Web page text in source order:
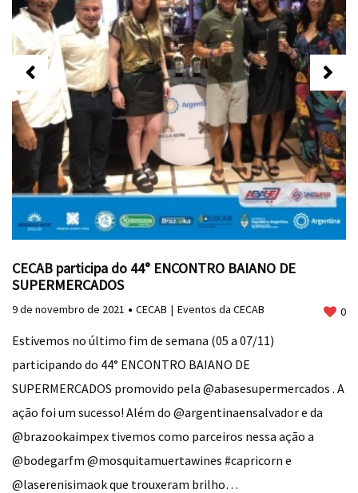
CECAB participa do 44° ENCONTRO BAIANO DE
SUPERMERCADOS
9 de novembro de 2021 CECAB Eventos da CECAB 0
Estivemos no último fim de semana (05 a 07/11)
participando do 44° ENCONTRO BAIANO DE
SUPERMERCADOS promovido pela @abasesupermercados . A
ação foi um sucesso! Além do @argentinaensalvador e da
@brazookaimpex tivemos como parceiros nessa ação a
@bodegarfm @mosquitamuertawines #capricorn e
@laserenisimaok que trouxeram brilho…